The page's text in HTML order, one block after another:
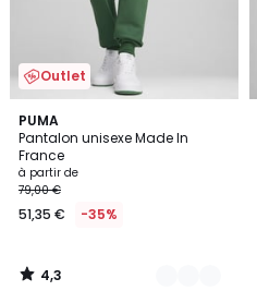
Outlet
PUMA
Pantalon unisexe Made In
France
à partir de
79,00 €
51,35 € -35%
4,3
/ 5
2
Couleurs
4,3
/